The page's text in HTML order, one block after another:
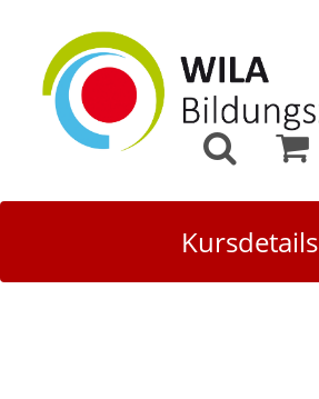
Kursdetails